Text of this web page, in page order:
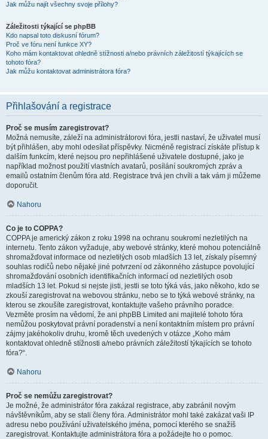
Jak můžu najít všechny svoje přílohy?
Záležitosti týkající se phpBB
Kdo napsal toto diskusní fórum?
Proč ve fóru není funkce XY?
Koho mám kontaktovat ohledně stížnosti a/nebo právních záležitostí týkajících se
tohoto fóra?
Jak můžu kontaktovat administrátora fóra?
Přihlašování a registrace
Proč se musím zaregistrovat?
Možná nemusíte, záleží na administrátorovi fóra, jestli nastaví, že uživatel musí
být přihlášen, aby mohl odesílat příspěvky. Nicméně registrací získáte přístup k
dalším funkcím, které nejsou pro nepřihlášené uživatele dostupné, jako je
například možnost použití vlastních avatarů, posílání soukromých zpráv a
emailů ostatním členům fóra atd. Registrace trvá jen chvíli a tak vám ji můžeme
doporučit.
Nahoru
Co je to COPPA?
COPPA je americký zákon z roku 1998 na ochranu soukromí nezletilých na
internetu. Tento zákon vyžaduje, aby webové stránky, které mohou potenciálně
shromažďovat informace od nezletilých osob mladších 13 let, získaly písemný
souhlas rodičů nebo nějaké jiné potvrzení od zákonného zástupce povolující
shromažďování osobních identifikačních informací od nezletilých osob
mladších 13 let. Pokud si nejste jisti, jestli se toto týká vás, jako někoho, kdo se
zkouší zaregistrovat na webovou stránku, nebo se to týká webové stránky, na
kterou se zkoušíte zaregistrovat, kontaktujte vašeho právního poradce.
Vezměte prosím na vědomí, že ani phpBB Limited ani majitelé tohoto fóra
nemůžou poskytovat právní poradenství a není kontaktním místem pro právní
zájmy jakéhokoliv druhu, kromě těch uvedených v otázce „Koho mám
kontaktovat ohledně stížnosti a/nebo právních záležitostí týkajících se tohoto
fóra?“.
Nahoru
Proč se nemůžu zaregistrovat?
Je možné, že administrátor fóra zakázal registrace, aby zabránil novým
návštěvníkům, aby se stali členy fóra. Administrátor mohl také zakázat vaši IP
adresu nebo používání uživatelského jména, pomocí kterého se snažíš
zaregistrovat. Kontaktujte administrátora fóra a požádejte ho o pomoc.